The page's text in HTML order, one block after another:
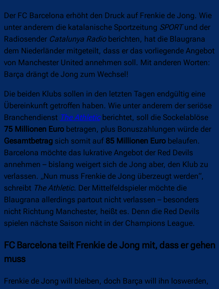
Der FC Barcelona erhöht den Druck auf Frenkie de Jong. Wie
unter anderem die katalanische Sportzeitung SPORTund der
Radiosender Catalunya Radioberichten, hat die Blaugrana
dem Niederländer mitgeteilt, dass er das vorliegende Angebot
von Manchester United annehmen soll. Mit anderen Worten:
Barça drängt de Jong zum Wechsel!
Die beiden Klubs sollen in den letzten Tagen endgültig eine
Übereinkunft getroffen haben. Wie unter anderem der seriöse
Branchendienst The Athleticberichtet, soll die Sockelablöse
75 Millionen Euro betragen, plus Bonuszahlungen würde der
Gesamtbetrag sich somit auf 85 Millionen Euro belaufen.
Barcelona möchte das lukrative Angebot der Red Devils
annehmen – bislang weigert sich de Jong aber, den Klub zu
verlassen. „Nun muss Frenkie de Jong überzeugt werden“,
schreibt The Athletic. Der Mittelfeldspieler möchte die
Blaugrana allerdings partout nicht verlassen – besonders
nicht Richtung Manchester, heißt es. Denn die Red Devils
spielen nächste Saison nicht in der Champions League.
FC Barcelona teilt Frenkie de Jong mit, dass er gehen
muss
Frenkie de Jong will bleiben, doch Barça will ihn loswerden,